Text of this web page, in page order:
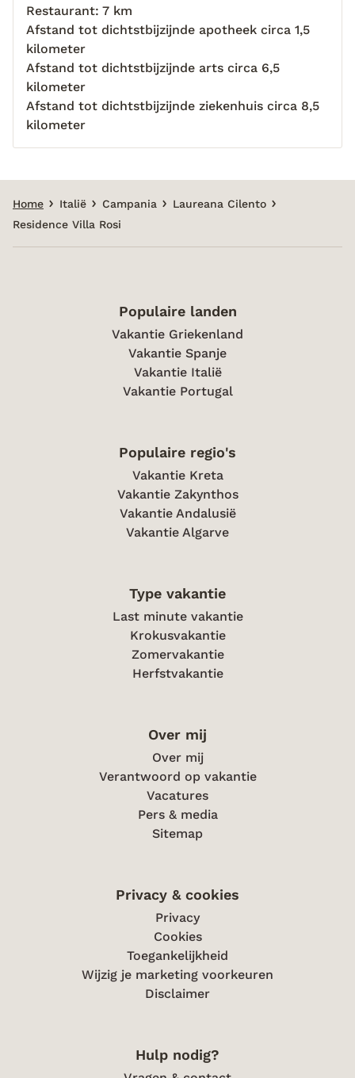
Restaurant: 7 km
Afstand tot dichtstbijzijnde apotheek circa 1,5
kilometer
Afstand tot dichtstbijzijnde arts circa 6,5
kilometer
Afstand tot dichtstbijzijnde ziekenhuis circa 8,5
kilometer
Home Italië Campania
Laureana Cilento
Residence Villa Rosi
Populaire landen
Vakantie Griekenland
Vakantie Spanje
Vakantie Italië
Vakantie Portugal
Populaire regio's
Vakantie Kreta
Vakantie Zakynthos
Vakantie Andalusië
Vakantie Algarve
Type vakantie
Last minute vakantie
Krokusvakantie
Zomervakantie
Herfstvakantie
Over mij
Over mij
Verantwoord op vakantie
Vacatures
Pers & media
Sitemap
Privacy & cookies
Privacy
Cookies
Toegankelijkheid
Wijzig je marketing voorkeuren
Disclaimer
Hulp nodig?